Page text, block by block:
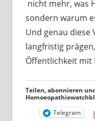
nicht mehr, was
sondern warum
Und genau diese
langfristig
Öffentlichkeit mit
Teilen, abonnieren
Telegram